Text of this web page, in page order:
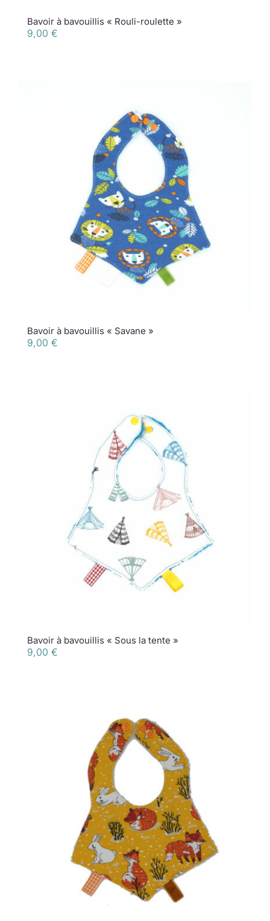
Bavoir à bavouillis « Rouli-roulette »
9,00 €
Bavoir à bavouillis « Savane »
9,00 €
Bavoir à bavouillis « Sous la tente »
9,00 €